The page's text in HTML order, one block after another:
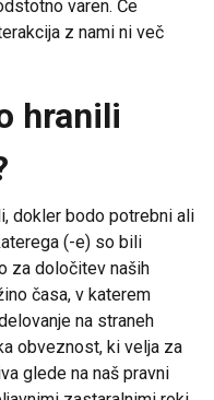
varen. Če
z nami ni več
hranili
dokler bodo potrebni ali
(-e) so bili
za določitev naših
časa, v katerem
na straneh
obveznost, ki velja za
glede na naš pravni